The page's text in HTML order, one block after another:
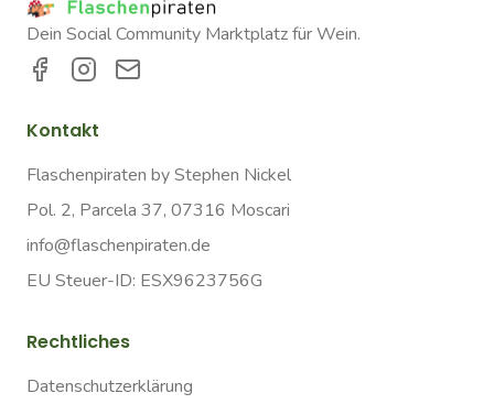
Dein Social Community Marktplatz für Wein.
Kontakt
Flaschenpiraten by Stephen Nickel
Pol. 2, Parcela 37, 07316 Moscari
info@flaschenpiraten.de
EU Steuer-ID: ESX9623756G
Rechtliches
Datenschutzerklärung